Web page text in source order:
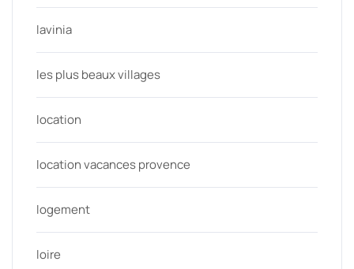
lavinia
les plus beaux villages
location
location vacances provence
logement
loire